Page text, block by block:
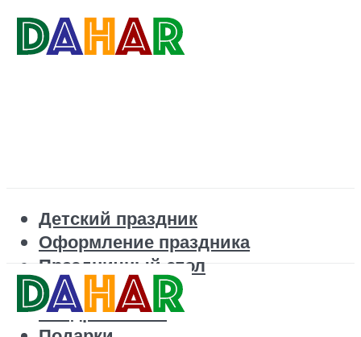
Детский праздник
Оформление праздника
Праздничный стол
Корпоратив
Поздравления